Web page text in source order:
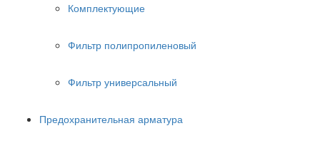
Комплектующие
Фильтр полипропиленовый
Фильтр универсальный
Предохранительная арматура